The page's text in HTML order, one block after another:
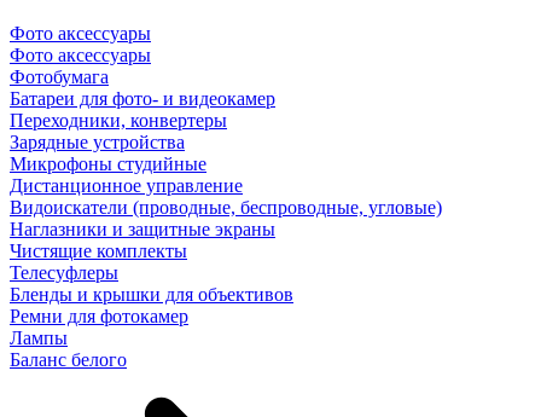
Фото аксессуары
Фото аксессуары
Фотобумага
Батареи для фото- и видеокамер
Переходники, конвертеры
Зарядные устройства
Микрофоны студийные
Дистанционное управление
Видоискатели (проводные, беспроводные, угловые)
Наглазники и защитные экраны
Чистящие комплекты
Телесуфлеры
Бленды и крышки для объективов
Ремни для фотокамер
Лампы
Баланс белого